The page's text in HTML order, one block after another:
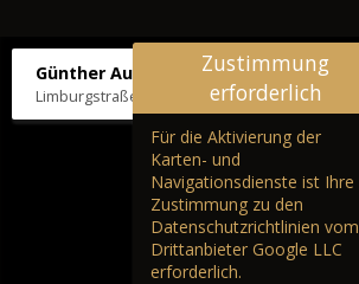
Günther Autos & Service
Limburgstraße 39, 57319 Bad Berleburg
Zustimmung
erforderlich
Für die Aktivierung der
Karten- und
Navigationsdienste ist Ihre
Zustimmung zu den
Datenschutzrichtlinien vom
Drittanbieter Google LLC
erforderlich.